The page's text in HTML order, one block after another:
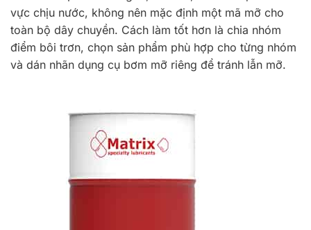
vực chịu nước, không nên mặc định một mã mỡ cho
toàn bộ dây chuyền. Cách làm tốt hơn là chia nhóm
điểm bôi trơn, chọn sản phẩm phù hợp cho từng nhóm
và dán nhãn dụng cụ bơm mỡ riêng để tránh lẫn mỡ.